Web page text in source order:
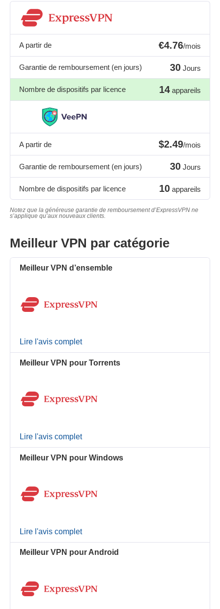
A partir de €4.76/mois
Garantie de remboursement (en jours) 30 Jours
Nombre de dispositifs par licence 14 appareils
A partir de $2.49/mois
Garantie de remboursement (en jours) 30 Jours
Nombre de dispositifs par licence 10 appareils
Notez que la généreuse garantie de remboursement d’ExpressVPN ne
s’applique qu’aux nouveaux clients.
Meilleur VPN par catégorie
Meilleur VPN d’ensemble
Lire l'avis complet
Meilleur VPN pour Torrents
Lire l'avis complet
Meilleur VPN pour Windows
Lire l'avis complet
Meilleur VPN pour Android